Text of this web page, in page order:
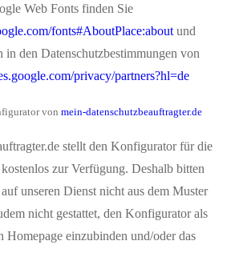
Web Fonts finden Sie
fonts#AboutPlace:about und
den Datenschutzbestimmungen von
privacy/partners?hl=de
von mein-datenschutzbeauftragter.de
stellt den Konfigurator für die
zur Verfügung. Deshalb bitten
unseren Dienst nicht aus dem Muster
nicht gestattet, den Konfigurator als
Homepage einzubinden und/oder das